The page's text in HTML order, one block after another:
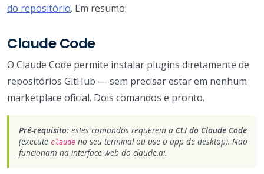
do repositório. Em resumo:
Claude Code
O Claude Code permite instalar plugins diretamente de
repositórios GitHub — sem precisar estar em nenhum
marketplace oficial. Dois comandos e pronto.
Pré-requisito: estes comandos requerem a CLI do Claude Code
(execute claude no seu terminal ou use o app de desktop). Não
funcionam na interface web do claude.ai.